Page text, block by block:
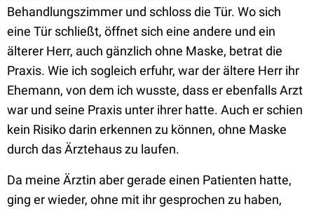
Behandlungszimmer und schloss die Tür. Wo sich
eine Tür schließt, öffnet sich eine andere und ein
älterer Herr, auch gänzlich ohne Maske, betrat die
Praxis. Wie ich sogleich erfuhr, war der ältere Herr ihr
Ehemann, von dem ich wusste, dass er ebenfalls Arzt
war und seine Praxis unter ihrer hatte. Auch er schien
kein Risiko darin erkennen zu können, ohne Maske
durch das Ärztehaus zu laufen.
Da meine Ärztin aber gerade einen Patienten hatte,
ging er wieder, ohne mit ihr gesprochen zu haben,